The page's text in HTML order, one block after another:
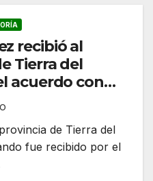
recibió al
Tierra del
acuerdo con
de Tierra del
fue recibido por el